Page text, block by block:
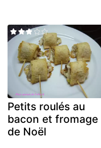
Petits roulés au
bacon et fromage
de Noël